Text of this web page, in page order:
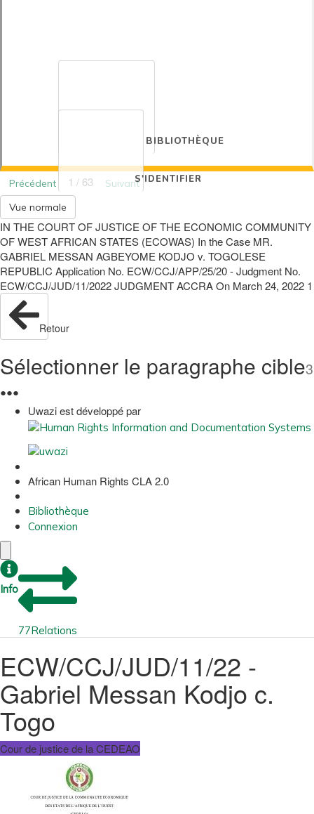
BIBLIOTHÈQUE
S'IDENTIFIER
Précédent 1 / 63
Suivant
Vue normale
IN THE COURT OF JUSTICE OF THE ECONOMIC COMMUNITY
OF WEST AFRICAN STATES (ECOWAS) In the Case MR.
GABRIEL MESSAN AGBEYOME KODJO v. TOGOLESE
REPUBLIC Application No. ECW/CCJ/APP/25/20 - Judgment No.
ECW/CCJ/JUD/11/2022 JUDGMENT ACCRA On March 24, 2022 1
Retour
Sélectionner le paragraphe cible3
●●●
Uwazi est développé par
African Human Rights CLA 2.0
Bibliothèque
Connexion
Info
77Relations
ECW/CCJ/JUD/11/22 -
Gabriel Messan Kodjo c.
Togo
Cour de justice de la CEDEAO